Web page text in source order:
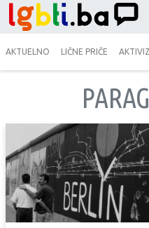
AKTUELNO LIČNE PRIČE